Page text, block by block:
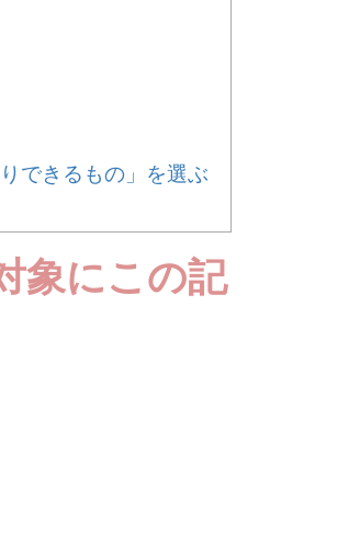
できるもの」を選ぶ
象にこの記